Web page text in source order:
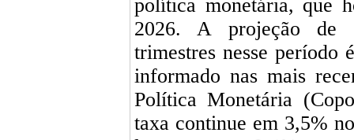
política monetária, que
2026. A projeção de
trimestres nesse período
informado nas mais
Política Monetária
taxa continue em 3,5%